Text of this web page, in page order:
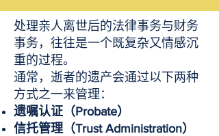
处理亲人离世后的法律事务与财务
事务，往往是一个既复杂又情感沉
重的过程。
通常，逝者的遗产会通过以下两种
方式之一来管理：
遗嘱认证（Probate）
信托管理（Trust Administration）